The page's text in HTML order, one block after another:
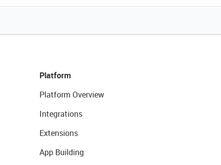
Platform
Platform Overview
Integrations
Extensions
App Building